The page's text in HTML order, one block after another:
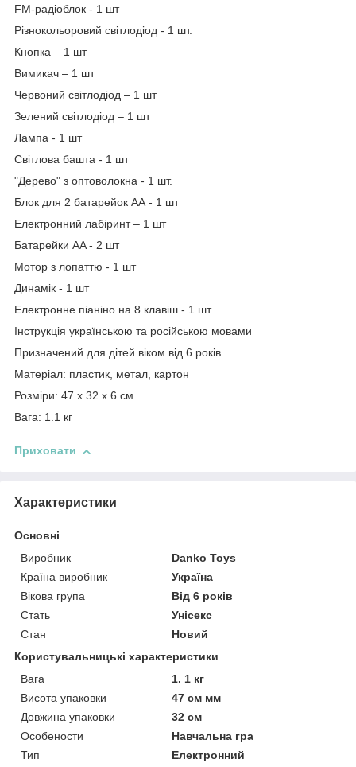
FM-радіоблок - 1 шт
Різнокольоровий світлодіод - 1 шт.
Кнопка – 1 шт
Вимикач – 1 шт
Червоний світлодіод – 1 шт
Зелений світлодіод – 1 шт
Лампа - 1 шт
Світлова башта - 1 шт
"Дерево" з оптоволокна - 1 шт.
Блок для 2 батарейок АА - 1 шт
Електронний лабіринт – 1 шт
Батарейки AA - 2 шт
Мотор з лопаттю - 1 шт
Динамік - 1 шт
Електронне піаніно на 8 клавіш - 1 шт.
Інструкція українською та російською мовами
Призначений для дітей віком від 6 років.
Матеріал: пластик, метал, картон
Розміри: 47 x 32 x 6 см
Вага: 1.1 кг
Приховати
Характеристики
Основні
Виробник
Danko Toys
Країна виробник
Україна
Вікова група
Від 6 років
Стать
Унісекс
Стан
Новий
Користувальницькі характеристики
Вага
1. 1 кг
Висота упаковки
47 см мм
Довжина упаковки
32 см
Особености
Навчальна гра
Тип
Електронний